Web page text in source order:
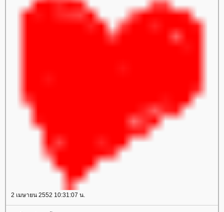
2 เมษายน 2552 10:31:07 น.